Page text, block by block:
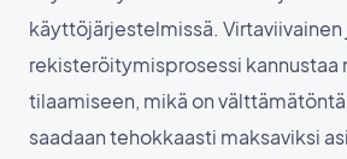
käyttöjärjestelmissä. Virtaviivainen
rekisteröitymisprosessi kannustaa
tilaamiseen, mikä on
saadaan tehokkaasti maksaviksi